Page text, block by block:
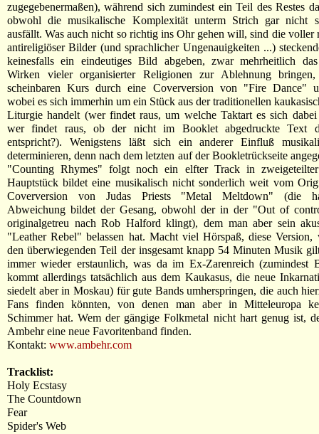
zugegebenermaßen), während sich zumindest ein Teil des Restes
obwohl die musikalische Komplexität unterm Strich gar nicht
ausfällt. Was auch nicht so richtig ins Ohr gehen will, sind die voller
antireligiöser Bilder (und sprachlicher Ungenauigkeiten ...)
keinesfalls ein eindeutiges Bild abgeben, zwar mehrheitlich das
Wirken vieler organisierter Religionen zur Ablehnung
scheinbaren Kurs durch eine Coverversion von "Fire Dance"
wobei es sich immerhin um ein Stück aus der traditionellen
Liturgie handelt (wer findet raus, um welche Taktart es sich
wer findet raus, ob der nicht im Booklet abgedruckte Text
entspricht?). Wenigstens läßt sich ein anderer Einfluß
determinieren, denn nach dem letzten auf der Bookletrückseite
"Counting Rhymes" folgt noch ein elfter Track in
Hauptstück bildet eine musikalisch nicht sonderlich weit vom
Coverversion von Judas Priests "Metal Meltdown" (die
Abweichung bildet der Gesang, obwohl der in der "Out of
originalgetreu nach Rob Halford klingt), dem man aber sein
"Leather Rebel" belassen hat. Macht viel Hörspaß, diese Version,
den überwiegenden Teil der insgesamt knapp 54 Minuten Musik
immer wieder erstaunlich, was da im Ex-Zarenreich (zumindest
kommt allerdings tatsächlich aus dem Kaukasus, die neue
siedelt aber in Moskau) für gute Bands umherspringen, die auch
Fans finden könnten, von denen man aber in Mitteleuropa
Schimmer hat. Wem der gängige Folkmetal nicht hart genug ist,
Ambehr eine neue Favoritenband finden.
Kontakt: www.ambehr.com
Tracklist:
Holy Ecstasy
The Countdown
Fear
Spider's Web